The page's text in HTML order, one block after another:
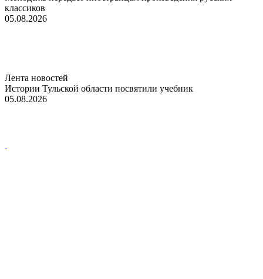
классиков
05.08.2026
Лента новостей
Истории Тульской области посвятили учебник
05.08.2026